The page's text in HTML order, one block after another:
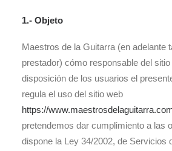
1.- Objeto
Maestros de la Guitarra (en adelante
prestador) cómo responsable del
disposición de los usuarios el
regula el uso del sitio web
https://
pretendemos dar cumplimiento a las
dispone la Ley 34/2002, de Servicios